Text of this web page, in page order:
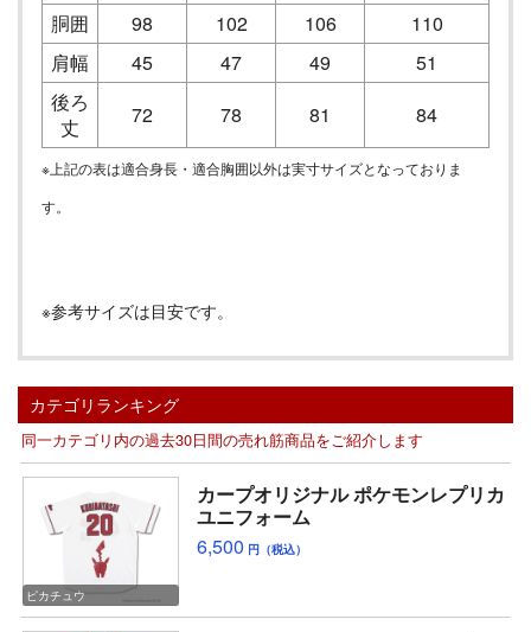
胴囲
98 102 106
110
肩幅
45 47 49
51
後ろ
丈
72 78 81 84
※上記の表は適合身長・適合胸囲以外は実寸サイズとなっておりま
す。
※参考サイズは目安です。
カテゴリランキング
同一カテゴリ内の過去30日間の売れ筋商品をご紹介します
ピカチュウ
カープオリジナル ポケモンレプリカ
ユニフォーム
6,500 円（税込）